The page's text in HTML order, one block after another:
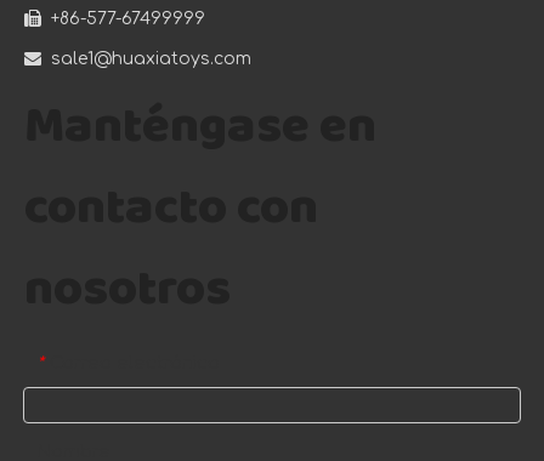
 +86-577-67499999
 sale1@huaxiatoys.com
*